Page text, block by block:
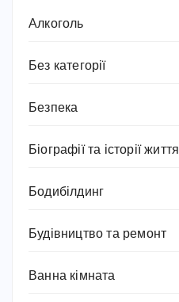
Алкоголь
Без категорії
Безпека
Біографії та історії життя
Бодибілдинг
Будівництво та ремонт
Ванна кімната